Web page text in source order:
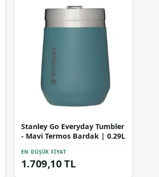
Stanley Go Everyday Tumbler
- Mavi Termos Bardak | 0.29L
EN DÜŞÜK FIYAT
1.709,10 TL